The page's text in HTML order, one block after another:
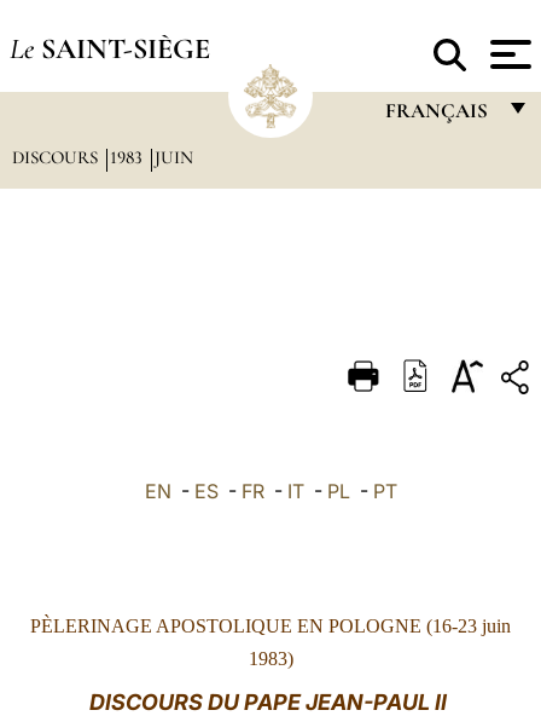
Le SAINT-SIÈGE
FRANÇAIS
DEUTSCH
العربيّة
DISCOURS 1983 JUIN
EN - ES- FR- IT- PL- PT
PÈLERINAGE APOSTOLIQUE EN POLOGNE (16-23 juin
1983)
DISCOURS DU PAPE JEAN-PAUL II